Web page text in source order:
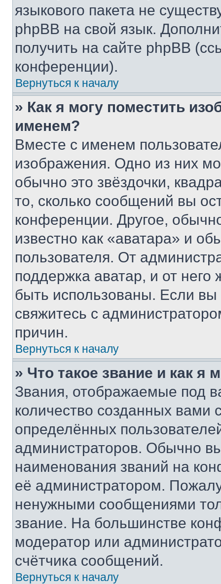
языкового пакета не
phpBB на свой язык.
получить на сайте phpBB
конференции).
Вернуться к началу
» Как я могу поместить
именем?
Вместе с именем
изображения. Одно из них
обычно это звёздочки,
то, сколько сообщений вы
конференции. Другое,
известно как «аватара» и
пользователя. От
поддержка аватар, и от него
быть использованы. Если
свяжитесь с
причин.
Вернуться к началу
» Что такое звание и как я
Звания, отображаемые под
количество созданных
определённых
администраторов. Обычно
наименования званий на
её администратором.
ненужными сообщениями
звание. На большинстве
модератор или
счётчика сообщений.
Вернуться к началу